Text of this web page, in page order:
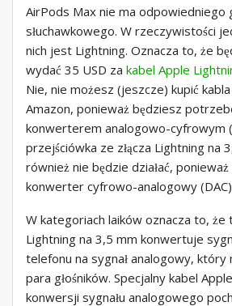
AirPods Max nie ma odpowiedniego
słuchawkowego. W rzeczywistości
nich jest Lightning. Oznacza to, że
wydać 35 USD za kabel Apple
Nie, nie możesz (jeszcze) kupić
Amazon, ponieważ będziesz
konwerterem analogowo-cyfrowym
przejściówka ze złącza Lightning na
również nie będzie działać,
konwerter cyfrowo-analogowy
W kategoriach laików oznacza to,
Lightning na 3,5 mm konwertuje
telefonu na sygnał analogowy, który
para głośników. Specjalny kabel
konwersji sygnału analogowego